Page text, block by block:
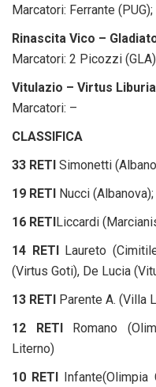
Marcatori: Ferrante
Rinascita Vico –
Marcatori: 2 Picozzi (GLA)
Vitulazio – Virtus
Marcatori: –
CLASSIFICA
33 RETI Simonetti
19 RETI
Nucci (Albanova);
16 RETI Liccardi
14 RETI
Laureto
(Virtus Goti), De Lucia
13 RETI
Parente A. (Villa
12 RETI
Romano
Literno)
10 RETI